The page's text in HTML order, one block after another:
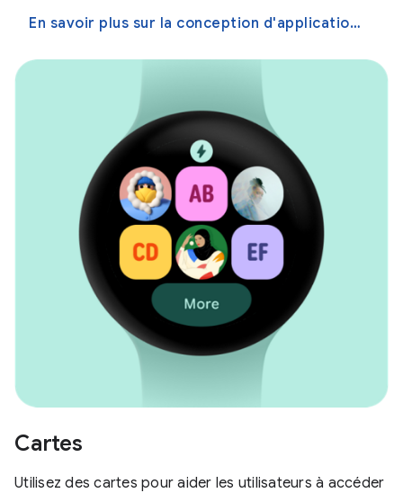
En savoir plus sur la conception d'applications
Cartes
Utilisez des cartes pour aider les utilisateurs à accéder